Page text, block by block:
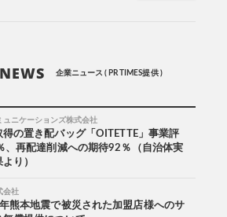
企業ニュース ( PR TIMES提供 )
ュニケーションズ株式会社
得の置き配バッグ「OITETTE」事業評
、再配達削減への期待92％（自治体実
り）
会社
熊本地震で被災された加盟店様へのサ